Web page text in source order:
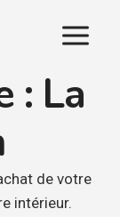
: La
de votre
intérieur.